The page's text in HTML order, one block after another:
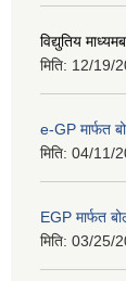
विद्युतिय
मिति: 12/19/
e-GP मार्फत
मिति: 04/11/
EGP मार्फत
मिति: 03/25/